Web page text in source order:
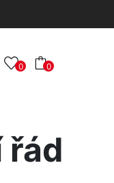
0 0
řád